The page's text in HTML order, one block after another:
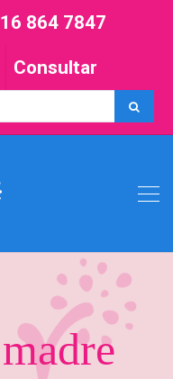
864 7847
Consultar